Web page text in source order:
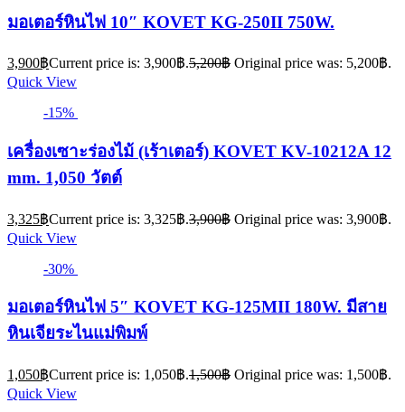
มอเตอร์หินไฟ 10″ KOVET KG-250II 750W.
3,900฿Current price is: 3,900฿.5,200฿ Original price was: 5,200฿.
Quick View
-15%
เครื่องเซาะร่องไม้ (เร้าเตอร์) KOVET KV-10212A 12
mm. 1,050 วัตต์
3,325฿Current price is: 3,325฿.3,900฿ Original price was: 3,900฿.
Quick View
-30%
มอเตอร์หินไฟ 5″ KOVET KG-125MII 180W. มีสาย
หินเจียระไนแม่พิมพ์
1,050฿Current price is: 1,050฿.1,500฿ Original price was: 1,500฿.
Quick View